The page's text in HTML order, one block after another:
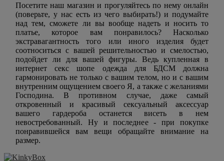
Посетите наш магазин и прогуляйтесь по нему онлайн
(поверьте, у нас есть из чего выбирать!) и подумайте
над тем, сможете ли вы вообще надеть и носить то
платье, которое вам понравилось? Насколько
экстравагантность того или иного изделия будет
соотноситься с вашей решительностью и смелостью,
подойдет ли для вашей фигуры. Ведь купленная в
интернет секс шопе одежда для БДСМ должна
гармонировать не только с вашим телом, но и с вашим
внутренним ощущением своего Я, а также с желаниями
Господина. В противном случае, даже самый
откровенный и красивый сексуальный аксессуар
вашего гардероба останется висеть в нем
невостребованный. Ну и последнее - при покупке
понравившейся вам вещи обращайте внимание на
размер.